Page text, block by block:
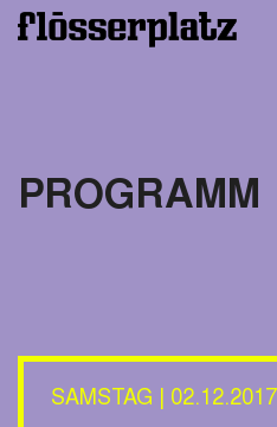
PROGRAMM
SAMSTAG | 02.12.2017